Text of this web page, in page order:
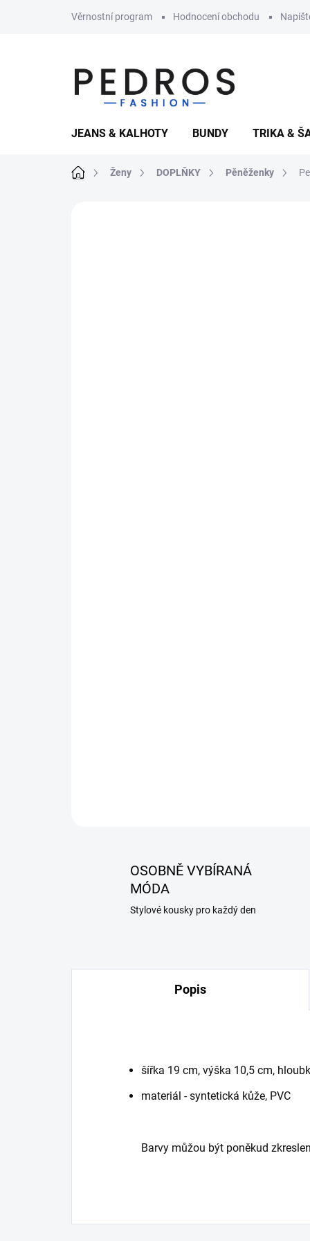
Věrnostní program Hodnocení obchodu
JEANS & KALHOTY BUNDY TRIKA &
Domů Ženy DOPLŇKY Pěněženky
OSOBNĚ VYBÍRANÁ
MÓDA
Stylové kousky pro každý den
Popis
šířka 19 cm, výška 10,5 cm,
materiál - syntetická kůže, PVC
Barvy můžou být poněkud